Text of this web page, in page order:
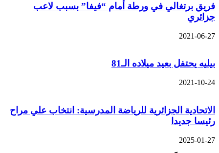
فريق برتغالي في ورطة أمام “فيفا” بسبب لاعب
جزائري
2021-06-27
بيليه يحتفل بعيد ميلاده الـ81
2021-10-24
الاتحادية الجزائرية للرياضة المدرسية: انتخاب علي مراح
رئيسا جديدا
2025-01-27